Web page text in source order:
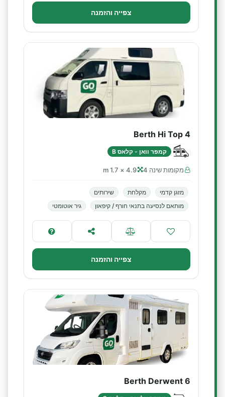
צפייה והזמנה
4 Berth Hi Top
קמפר וואן - קלאס B
מקומות שינה 4 4.9 × 1.7 m
מזגן קדמי מקלחת
שירותים
מותאם לנסיעה בתנאי חורף / קיפאון
גיר אוטומטי
צפייה והזמנה
6 Berth Derwent